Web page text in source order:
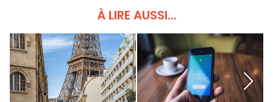
À LIRE AUSSI...